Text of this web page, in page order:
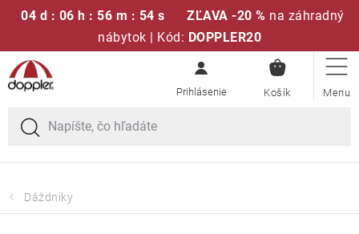
04 d : 06 h : 56 m : 54 s ZĽAVA -20 % na záhradný
nábytok | Kód: DOPPLER20
Prejsť
na
obsah
KOŠÍK
Sedacie súpravy
Slnečníky
Polstre a sedáky
Dáždniky